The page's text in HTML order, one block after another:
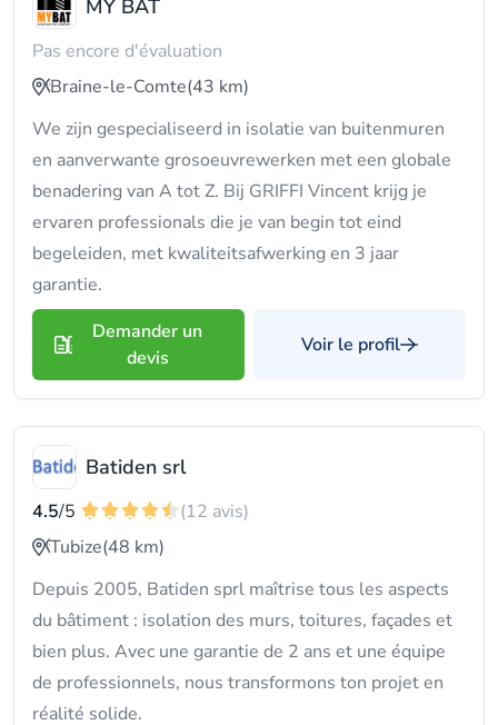
MY BAT
Pas encore d'évaluation
Braine-le-Comte(43 km)
We zijn gespecialiseerd in isolatie van buitenmuren
en aanverwante grosoeuvrewerken met een globale
benadering van A tot Z. Bij GRIFFI Vincent krijg je
ervaren professionals die je van begin tot eind
begeleiden, met kwaliteitsafwerking en 3 jaar
garantie.
Demander un
devis
Voir le profil
Batiden srl
4.5/5
(12 avis)
Tubize(48 km)
Depuis 2005, Batiden sprl maîtrise tous les aspects
du bâtiment : isolation des murs, toitures, façades et
bien plus. Avec une garantie de 2 ans et une équipe
de professionnels, nous transformons ton projet en
réalité solide.